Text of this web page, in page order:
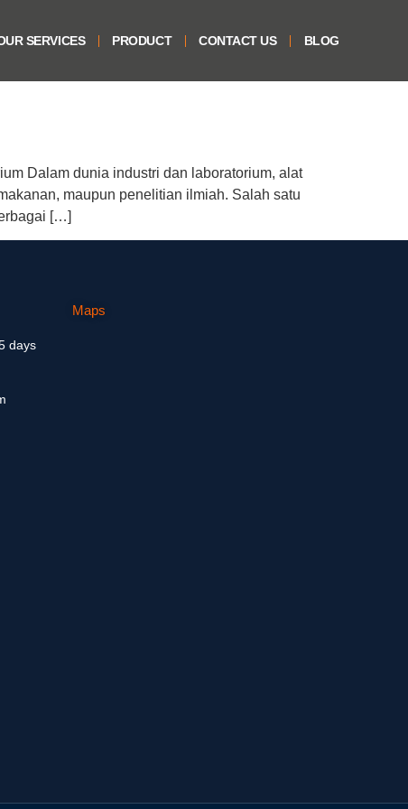
SERVICES PRODUCT CONTACT US BLOG
Dalam dunia industri dan laboratorium, alat
maupun penelitian ilmiah. Salah satu
[…]
days
Maps